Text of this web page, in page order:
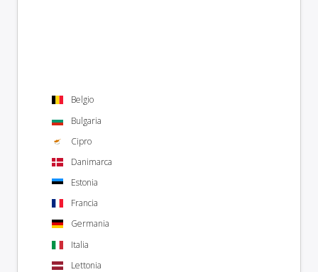
Belgio
Bulgaria
Cipro
Danimarca
Estonia
Francia
Germania
Italia
Lettonia